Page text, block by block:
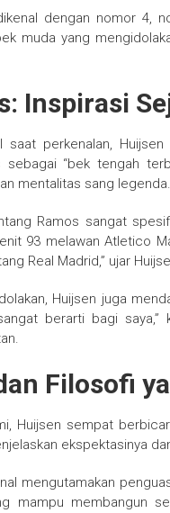
dengan nomor 4,
muda yang
Inspirasi
saat perkenalan,
sebagai “bek tengah
mentalitas sang legenda.
Ramos sangat
93 melawan Atletico
Real Madrid,” ujar
Huijsen juga
berarti bagi
Filosofi
Huijsen sempat
ekspektasinya
mengutamakan
mampu membangun